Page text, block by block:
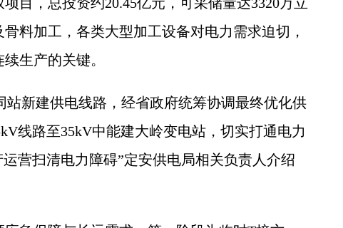
料加工，各类大型加工设备对电力需求迫切，
生产的关键。
新建供电线路，经省政府统筹协调最终优化供
线路至35kV中能建大岭变电站，切实打通电力
营扫清电力障碍”定安供电局相关负责人介绍